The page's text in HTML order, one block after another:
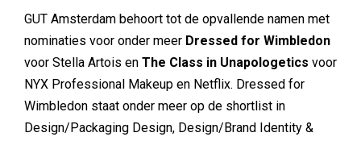
GUT Amsterdam behoort tot de opvallende namen met
nominaties voor onder meer Dressed for Wimbledon
voor Stella Artois en The Class in Unapologetics voor
NYX Professional Makeup en Netflix. Dressed for
Wimbledon staat onder meer op de shortlist in
Design/Packaging Design, Design/Brand Identity &